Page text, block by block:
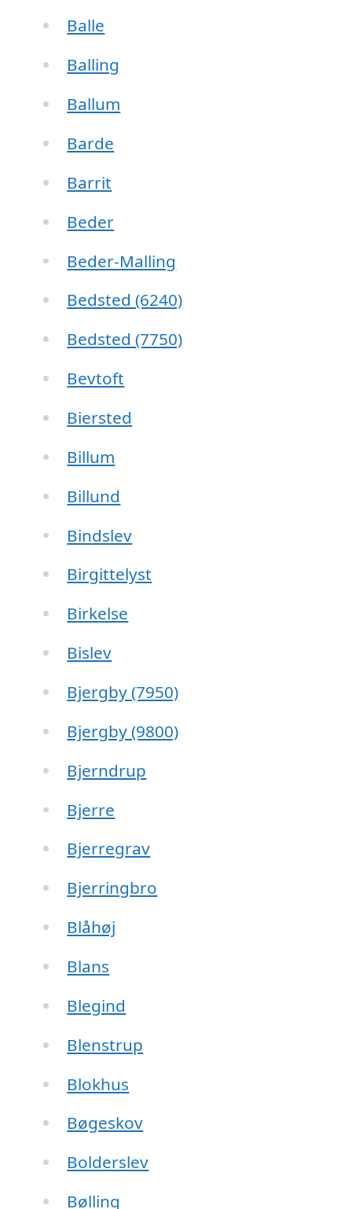
Balle
Balling
Ballum
Barde
Barrit
Beder
Beder-Malling
Bedsted (6240)
Bedsted (7750)
Bevtoft
Biersted
Billum
Billund
Bindslev
Birgittelyst
Birkelse
Bislev
Bjergby (7950)
Bjergby (9800)
Bjerndrup
Bjerre
Bjerregrav
Bjerringbro
Blåhøj
Blans
Blegind
Blenstrup
Blokhus
Bøgeskov
Bolderslev
Bølling